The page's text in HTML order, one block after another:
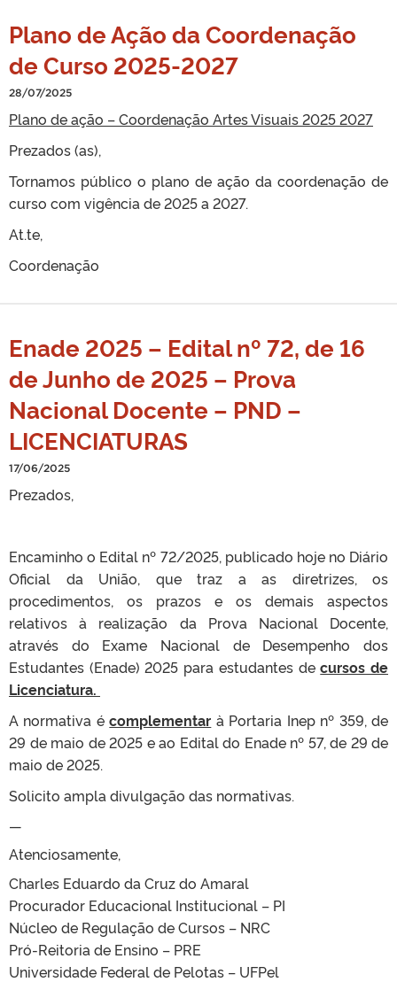
Plano de Ação da Coordenação
de Curso 2025-2027
28/07/2025
Plano de ação – Coordenação Artes Visuais 2025 2027
Prezados (as),
Tornamos público o plano de ação da coordenação de
curso com vigência de 2025 a 2027.
At.te,
Coordenação
Enade 2025 – Edital nº 72, de 16
de Junho de 2025 – Prova
Nacional Docente – PND –
LICENCIATURAS
17/06/2025
Prezados,
Encaminho o Edital nº 72/2025, publicado hoje no Diário
Oficial da União, que traz a as diretrizes, os
procedimentos, os prazos e os demais aspectos
relativos à realização da Prova Nacional Docente,
através do Exame Nacional de Desempenho dos
Estudantes (Enade) 2025 para estudantes decursos de
Licenciatura.
A normativa écomplementar à Portaria Inep nº 359, de
29 de maio de 2025 e ao Edital do Enade nº 57, de 29 de
maio de 2025.
Solicito ampla divulgação das normativas.
—
Atenciosamente,
Charles Eduardo da Cruz do Amaral
Procurador Educacional Institucional – PI
Núcleo de Regulação de Cursos – NRC
Pró-Reitoria de Ensino – PRE
Universidade Federal de Pelotas – UFPel